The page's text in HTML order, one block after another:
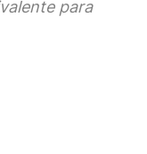
para